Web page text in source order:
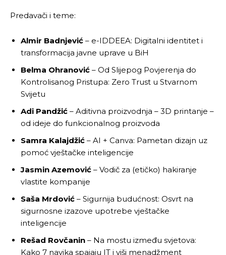
Predavači i teme:
Almir Badnjević – e-IDDEEA: Digitalni identitet i
transformacija javne uprave u BiH
Belma Ohranović – Od Slijepog Povjerenja do
Kontrolisanog Pristupa: Zero Trust u Stvarnom
Svijetu
Adi Pandžić – Aditivna proizvodnja – 3D printanje –
od ideje do funkcionalnog proizvoda
Samra Kalajdžić – AI + Canva: Pametan dizajn uz
pomoć vještačke inteligencije
Jasmin Azemović – Vodič za (etičko) hakiranje
vlastite kompanije
Saša Mrdović – Sigurnija budućnost: Osvrt na
sigurnosne izazove upotrebe vještačke
inteligencije
Rešad Rovčanin – Na mostu između svjetova:
Kako 7 navika spajaju IT i viši menadžment